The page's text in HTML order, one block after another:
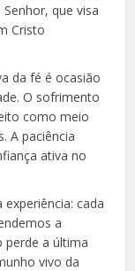
que visa
Cristo
da fé é ocasião
O sofrimento
como meio
A paciência
ativa no
cada
a
perde a última
vivo da